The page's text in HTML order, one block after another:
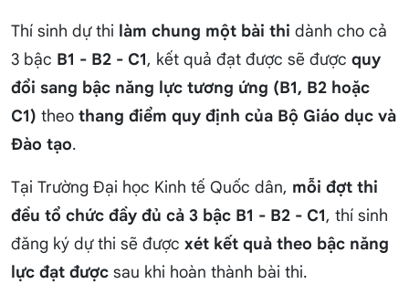
Thí sinh dự thi làm chung một bài thi dành cho cả
3 bậc B1 - B2 - C1, kết quả đạt được sẽ được quy
đổi sang bậc năng lực tương ứng (B1, B2 hoặc
C1) theo thang điểm quy định của Bộ Giáo dục và
Đào tạo.
Tại Trường Đại học Kinh tế Quốc dân, mỗi đợt thi
đều tổ chức đầy đủ cả 3 bậc B1 - B2 - C1, thí sinh
đăng ký dự thi sẽ được xét kết quả theo bậc năng
lực đạt được sau khi hoàn thành bài thi.